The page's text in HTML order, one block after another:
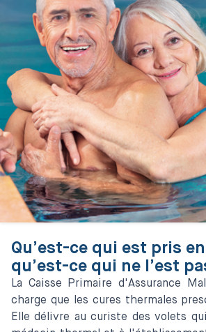
Qu’est-ce qui est pris
qu’est-ce qui ne l’est
La Caisse Primaire d'Assurance
charge que les cures thermales
Elle délivre au curiste des volets